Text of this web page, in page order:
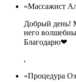
«Массажист
Добрый день!
него
Благодарю❤
,
«Процедура